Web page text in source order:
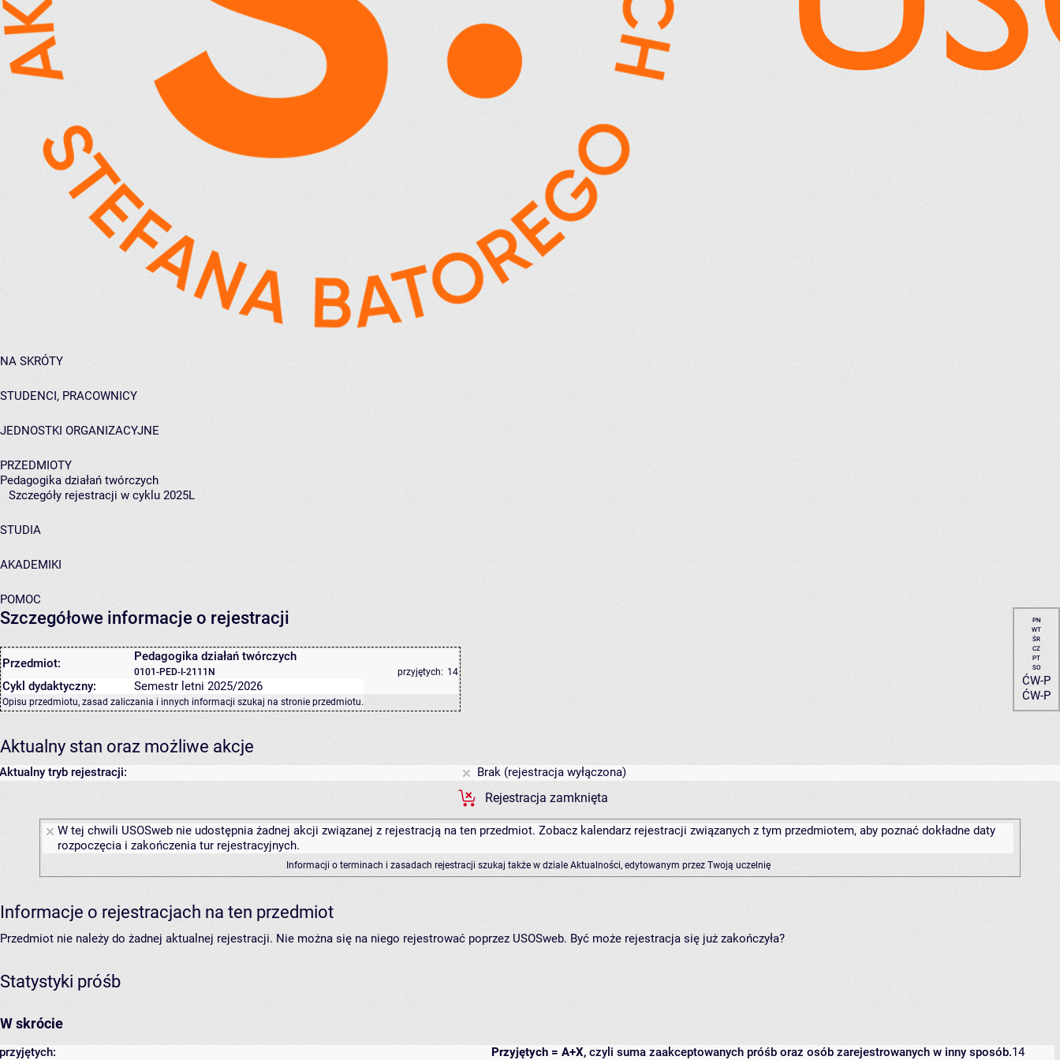
NA SKRÓTY
STUDENCI, PRACOWNICY
JEDNOSTKI ORGANIZACYJNE
PRZEDMIOTY
Pedagogika działań twórczych
Szczegóły rejestracji w cyklu 2025L
STUDIA
AKADEMIKI
POMOC
Szczegółowe informacje o rejestracji
Przedmiot: Pedagogika działań twórczych
0101-PED-I-2111N przyjętych: 14
Cykl dydaktyczny: Semestr letni 2025/2026
Opisu przedmiotu, zasad zaliczania i innych informacji szukaj na stronie przedmiotu.
PN
WT
ŚR
CZ
PT
SO
ĆW-P
ĆW-P
Aktualny stan oraz możliwe akcje
Aktualny tryb rejestracji:
Brak (rejestracja wyłączona)
Rejestracja zamknięta
W tej chwili USOSweb nie udostępnia żadnej akcji związanej z rejestracją na ten przedmiot. Zobacz kalendarz rejestracji związanych z tym przedmiotem, aby poznać dokładne daty
rozpoczęcia i zakończenia tur rejestracyjnych.
Informacji o terminach i zasadach rejestracji szukaj także w dziale Aktualności, edytowanym przez Twoją uczelnię
Informacje o rejestracjach na ten przedmiot
Przedmiot nie należy do żadnej aktualnej rejestracji. Nie można się na niego rejestrować poprzez USOSweb. Być może rejestracja się już zakończyła?
Statystyki próśb
W skrócie
Przyjętych = A+X, czyli suma zaakceptowanych próśb oraz osób zarejestrowanych w inny sposób.
przyjętych: 14